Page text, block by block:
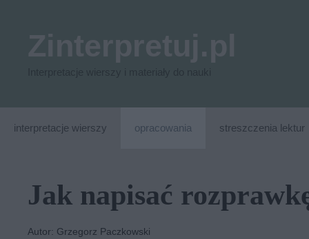
interpretacje wierszy opracowania streszczenia lektur
Jak napisać
Autor: Grzegorz Paczkowski